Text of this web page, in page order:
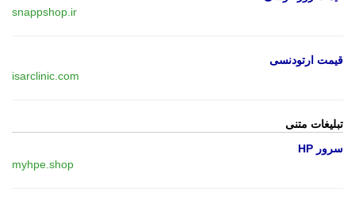
snappshop.ir
قیمت ارتودنسی
isarclinic.com
تبلیغات متنی
سرور HP
myhpe.shop